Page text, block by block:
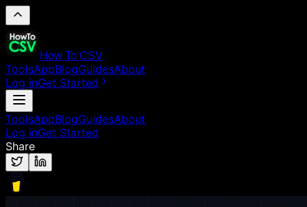
How To CSV
ToolsAppBlogGuidesAbout
Log inGet Started
ToolsAppBlogGuidesAbout
Log inGet Started
Share